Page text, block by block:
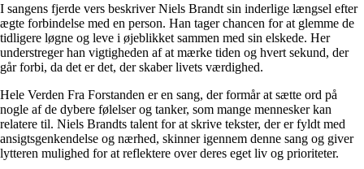
I sangens fjerde vers beskriver Niels Brandt sin inderlige længsel efter
ægte forbindelse med en person. Han tager chancen for at glemme de
tidligere løgne og leve i øjeblikket sammen med sin elskede. Her
understreger han vigtigheden af at mærke tiden og hvert sekund, der
går forbi, da det er det, der skaber livets værdighed.
Hele Verden Fra Forstanden er en sang, der formår at sætte ord på
nogle af de dybere følelser og tanker, som mange mennesker kan
relatere til. Niels Brandts talent for at skrive tekster, der er fyldt med
ansigtsgenkendelse og nærhed, skinner igennem denne sang og giver
lytteren mulighed for at reflektere over deres eget liv og prioriteter.